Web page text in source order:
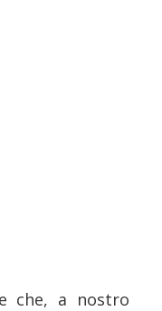
che, a nostro